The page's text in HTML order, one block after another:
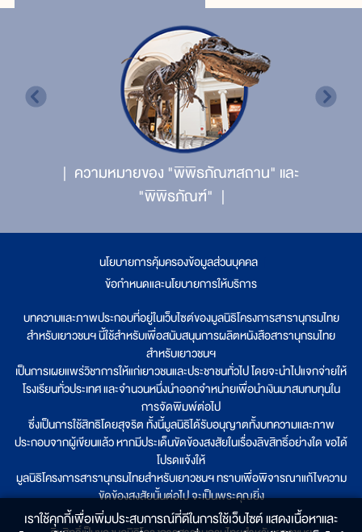
ความหมายของ "พิพิธภัณฑสถาน" และ
"พิพิธภัณฑ์"
นโยบายการคุ้มครองข้อมูลส่วนบุคคล
ข้อกำหนดและนโยบายการให้บริการ
บทความและภาพประกอบที่อยู่ในเว็บไซต์ของมูลนิธิโครงการสารานุกรมไทย
สำหรับเยาวชนฯ นี้ใช้สำหรับเพื่อสนับสนุนการผลิตหนังสือสารานุกรมไทย
สำหรับเยาวชนฯ
เป็นการเผยแพร่วิชาการให้แก่เยาวชนและประชาชนทั่วไป โดยจะนำไปแจกจ่ายให้
โรงเรียนทั่วประเทศ และจำนวนหนึ่งนำออกจำหน่ายเพื่อนำเงินมาสมทบทุนใน
การจัดพิมพ์ต่อไป
ซึ่งเป็นการใช้สิทธิโดยสุจริต ทั้งนี้มูลนิธิได้รับอนุญาตทั้งบทความและภาพ
ประกอบจากผู้เขียนแล้ว หากมีประเด็นขัดข้องสงสัยในเรื่องลิขสิทธิ์อย่างใด ขอได้
โปรดแจ้งให้
มูลนิธิโครงการสารานุกรมไทยสำหรับเยาวชนฯ ทราบเพื่อพิจารณาแก้ไขความ
ขัดข้องสงสัยนั้นต่อไป จะเป็นพระคุณยิ่ง
เราใช้คุกกี้เพื่อเพิ่มประสบการณ์ที่ดีในการใช้เว็บไซต์ แสดงเนื้อหาและ